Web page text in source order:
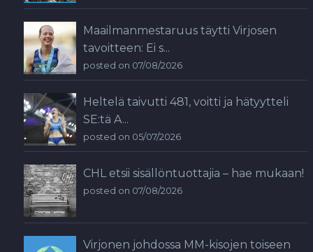
Maailmanmestaruus täytti Virjosen
tavoitteen: Ei s...
posted on 07/08/2026
Heltelä taivutti 481, voitti ja hätyytteli
SE:tä A...
posted on 05/07/2026
CHL etsii sisällöntuottajia – hae mukaan!
posted on 07/08/2026
Virjonen johdossa MM-kisojen toiseen